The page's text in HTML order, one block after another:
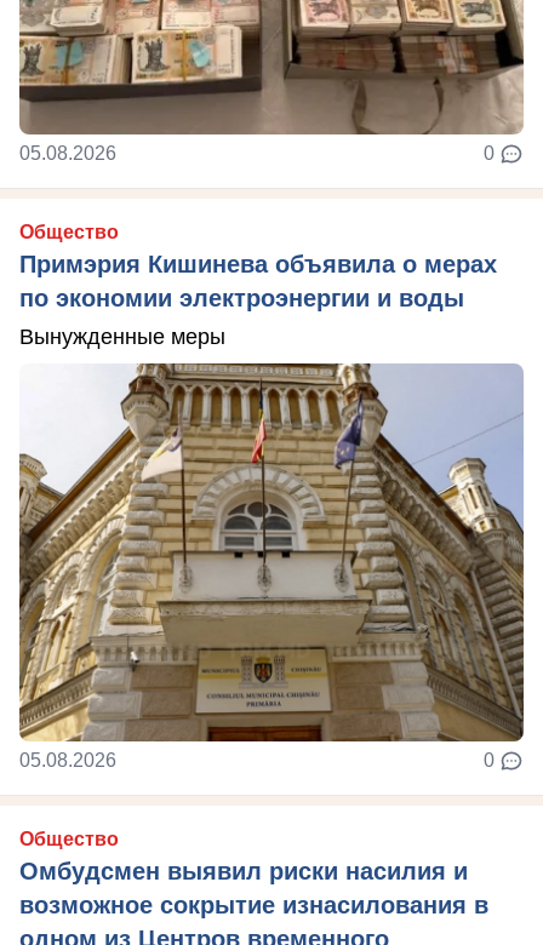
05.08.2026 0
Общество
Примэрия Кишинева объявила о мерах
по экономии электроэнергии и воды
Вынужденные меры
05.08.2026 0
Общество
Омбудсмен выявил риски насилия и
возможное сокрытие изнасилования в
одном из Центров временного